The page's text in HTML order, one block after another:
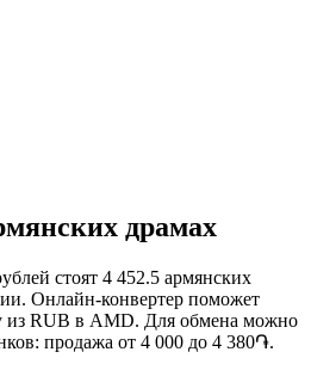
драмах
стоят 4 452.5 армянских
Онлайн-конвертер поможет
из RUB в AMD. Для обмена можно
продажа от 4 000 до 4 380֏.